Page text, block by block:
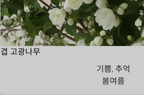
겹 고광나무
기쁨, 추억
봄여름